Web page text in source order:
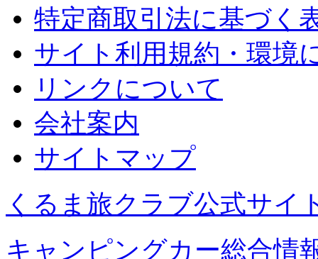
特定商取引法に基づく
サイト利用規約・環境
リンクについて
会社案内
サイトマップ
くるま旅クラブ公式サイ
キャンピングカー総合情